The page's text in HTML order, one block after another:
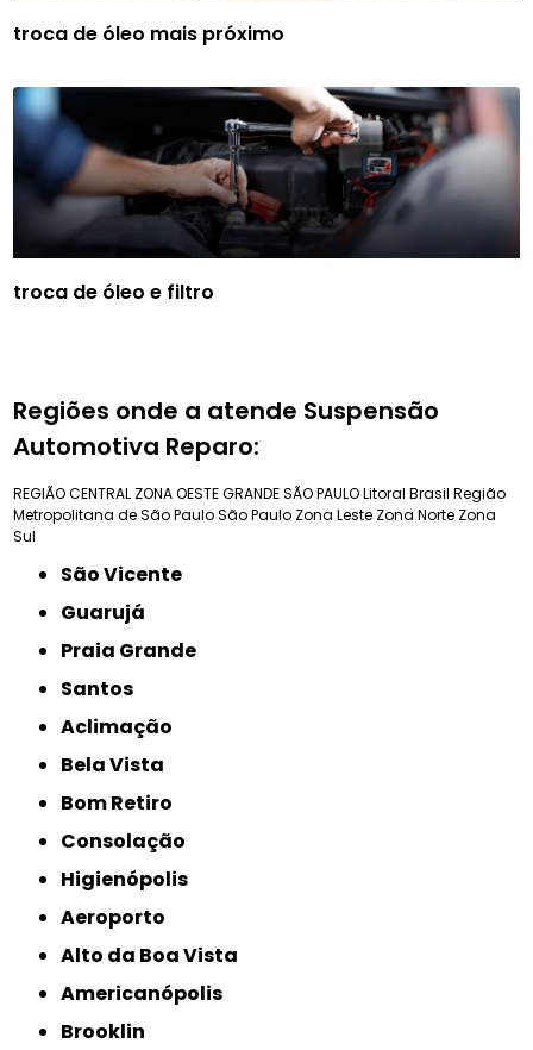
troca de óleo mais próximo
troca de óleo e filtro
Regiões onde a atende Suspensão
Automotiva Reparo:
REGIÃO CENTRAL ZONA OESTEGRANDE SÃO PAULOLitoral Brasil Região
Metropolitana de São PauloSão Paulo Zona Leste Zona Norte Zona
Sul
São Vicente
Guarujá
Praia Grande
Santos
Aclimação
Bela Vista
Bom Retiro
Consolação
Higienópolis
Aeroporto
Alto da Boa Vista
Americanópolis
Brooklin